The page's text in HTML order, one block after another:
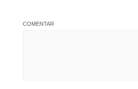
COMENTAR